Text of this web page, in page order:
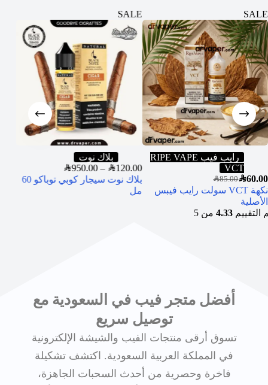
SALE
رايب فيب RIPE VAPE
VCT
SAR85.00SAR60.00
نكهة VCT سولت رايب فيبس
الأصلية
التقييم4.33 من 5
SALE
بلاك نوت
SAR120.00
–
SAR950.00
بلاك نوت سيجار كوبي توباكو 60
مل
أفضل متجر فيب في السعودية مع
توصيل سريع
تسوق أرقى منتجات الفيب والشيشة الإلكترونية
في المملكة العربية السعودية. اكتشف تشكيلة
فاخرة وحصرية من أحدث السحبات الجاهزة،